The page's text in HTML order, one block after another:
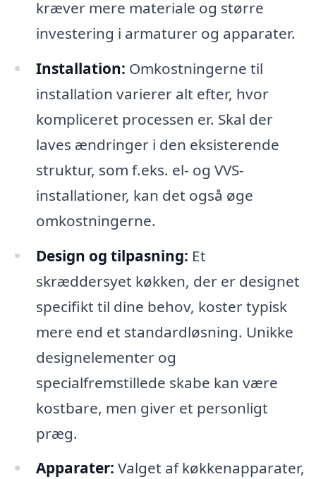
kræver mere materiale og større
investering i armaturer og apparater.
Installation: Omkostningerne til
installation varierer alt efter, hvor
kompliceret processen er. Skal der
laves ændringer i den eksisterende
struktur, som f.eks. el- og VVS-
installationer, kan det også øge
omkostningerne.
Design og tilpasning: Et
skræddersyet køkken, der er designet
specifikt til dine behov, koster typisk
mere end et standardløsning. Unikke
designelementer og
specialfremstillede skabe kan være
kostbare, men giver et personligt
præg.
Apparater: Valget af køkkenapparater,